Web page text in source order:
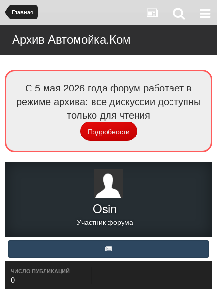
Главная
Архив Автомойка.Ком
С 5 мая 2026 года форум работает в
режиме архива: все дискуссии доступны
только для чтения
Подробности
Osin
Участник форума
ЧИСЛО ПУБЛИКАЦИЙ
0